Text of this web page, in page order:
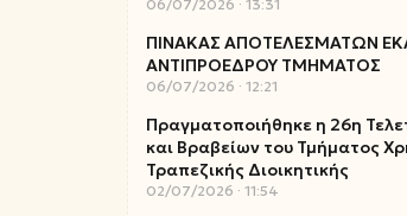
06/07/2026 13:31
ΠΙΝΑΚΑΣ ΑΠΟΤΕΛΕΣΜΑΤΩΝ
ΑΝΤΙΠΡΟΕΔΡΟΥ ΤΜΗΜΑΤΟΣ
06/07/2026 12:21
Πραγματοποιήθηκε η 26η
και Βραβείων του Τμήματος
Τραπεζικής Διοικητικής
02/07/2026 11:54